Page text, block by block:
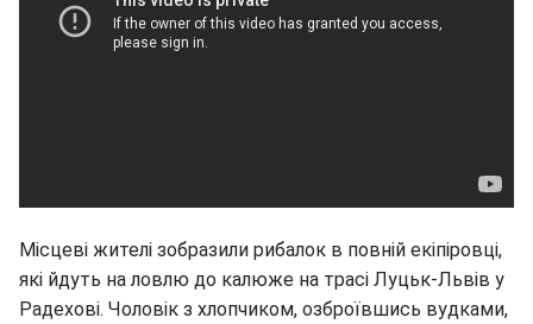
Місцеві жителі зобразили рибалок в повній екіпіровці,
які йдуть на ловлю до калюже на трасі Луцьк-Львів у
Радехові. Чоловік з хлопчиком, озброївшись вудками,